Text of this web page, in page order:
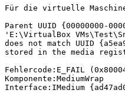
Für die virtuelle
Parent UUID {00000000-
'E:\VirtualBox
does not match UUID
stored in the media
Fehlercode:E_FAIL
Komponente:MediumWrap
Interface:IMedium